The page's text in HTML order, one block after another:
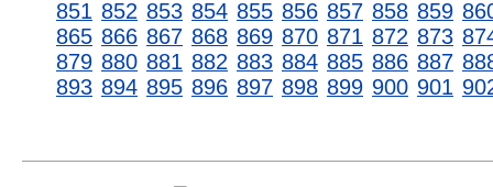
851 852 853 854 855 856 857 858 859
865 866 867 868 869 870 871 872 873
879 880 881 882 883 884 885 886 887
893 894 895 896 897 898 899 900 901